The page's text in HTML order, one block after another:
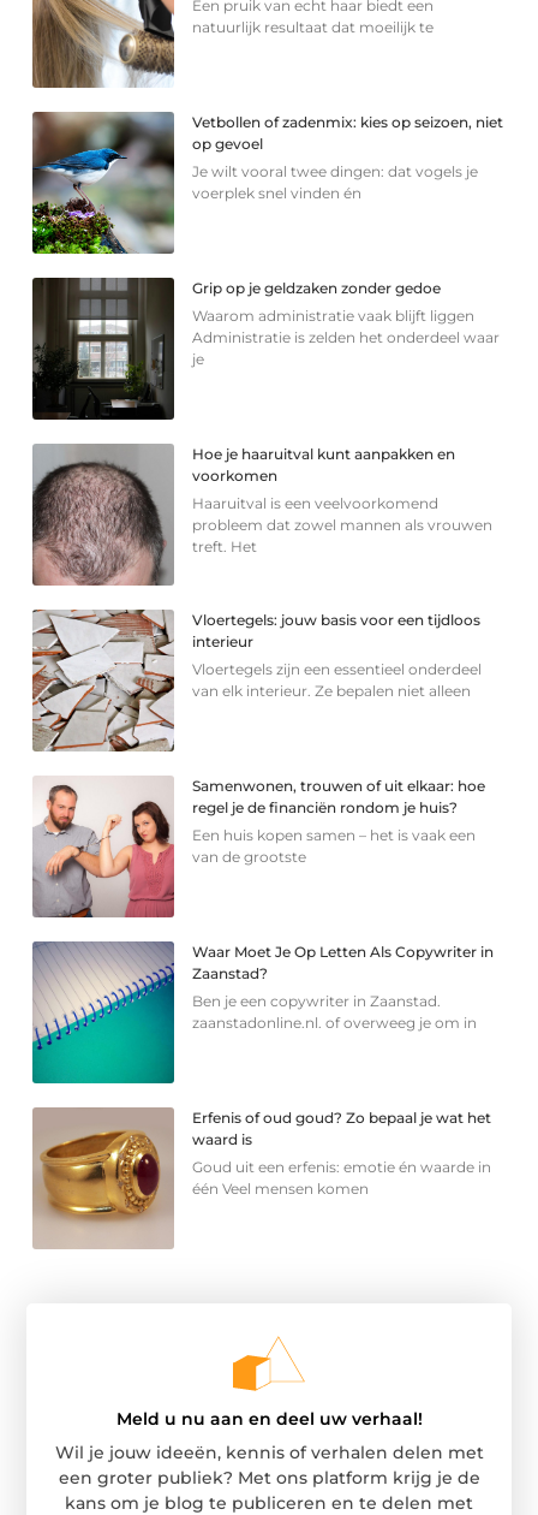
Een pruik van echt haar biedt een
natuurlijk resultaat dat moeilijk te
Vetbollen of zadenmix: kies op seizoen, niet
op gevoel
Je wilt vooral twee dingen: dat vogels je
voerplek snel vinden én
Grip op je geldzaken zonder gedoe
Waarom administratie vaak blijft liggen
Administratie is zelden het onderdeel waar
je
Hoe je haaruitval kunt aanpakken en
voorkomen
Haaruitval is een veelvoorkomend
probleem dat zowel mannen als vrouwen
treft. Het
Vloertegels: jouw basis voor een tijdloos
interieur
Vloertegels zijn een essentieel onderdeel
van elk interieur. Ze bepalen niet alleen
Samenwonen, trouwen of uit elkaar: hoe
regel je de financiën rondom je huis?
Een huis kopen samen – het is vaak een
van de grootste
Waar Moet Je Op Letten Als Copywriter in
Zaanstad?
Ben je een copywriter in Zaanstad.
zaanstadonline.nl. of overweeg je om in
Erfenis of oud goud? Zo bepaal je wat het
waard is
Goud uit een erfenis: emotie én waarde in
één Veel mensen komen
Meld u nu aan en deel uw verhaal!
Wil je jouw ideeën, kennis of verhalen delen met
een groter publiek? Met ons platform krijg je de
kans om je blog te publiceren en te delen met